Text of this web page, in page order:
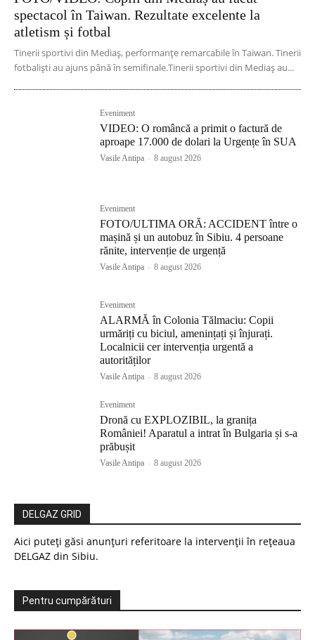
spectacol în Taiwan. Rezultate excelente la
atletism și fotbal
Tinerii sportivi din Mediaș, performanțe remarcabile în Taiwan. Tinerii
fotbaliști au ajuns până în semifinale.Tinerii sportivi din Mediaș au...
Eveniment
VIDEO: O româncă a primit o factură de
aproape 17.000 de dolari la Urgențe în SUA
Vasile Antipa - 8 august 2026
Eveniment
FOTO/ULTIMA ORĂ: ACCIDENT între o
mașină și un autobuz în Sibiu. 4 persoane
rănite, intervenție de urgență
Vasile Antipa - 8 august 2026
Eveniment
ALARMĂ în Colonia Tălmaciu: Copii
urmăriți cu biciul, amenințați și înjurați.
Localnicii cer intervenția urgentă a
autorităților
Vasile Antipa - 8 august 2026
Eveniment
Dronă cu EXPLOZIBIL, la granița
României! Aparatul a intrat în Bulgaria și s-a
prăbușit
Vasile Antipa - 8 august 2026
DELGAZ GRID
Aici puteți găsi anunțuri referitoare la intervenții în rețeaua
DELGAZ din Sibiu.
Pentru cumpărături